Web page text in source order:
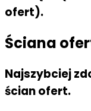
ofert).
Ściana
Najszybciej
ścian ofert.